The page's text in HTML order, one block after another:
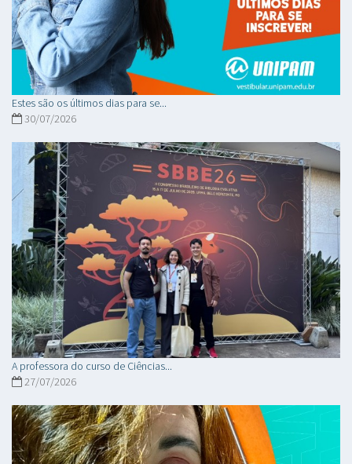
Estes são os últimos dias para se...
30/07/2026
A professora do curso de Ciências...
27/07/2026